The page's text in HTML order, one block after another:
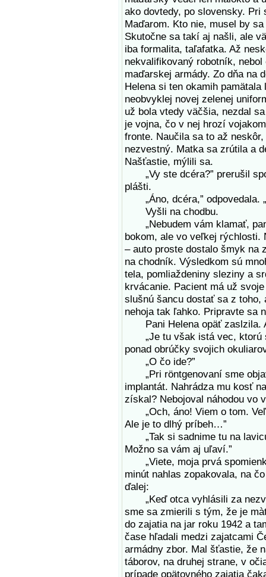
ako dovtedy, po slovensky.
Maďarom. Kto nie, musel by
Skutočne sa takí aj našli, ale
iba formalita, taľafatka. Až
nekvalifikovaný robotník,
maďarskej armády. Zo dňa na
Helena si ten okamih
neobvyklej novej zelenej
už bola vtedy väčšia, nezdal
je vojna, čo v nej hrozí
fronte. Naučila sa to až
nezvestný. Matka sa zrútila a
Našťastie, mýlili sa.
„Vy ste dcéra?” prerušil
plášti.
„Áno, dcéra,” odpovedala.
Vyšli na chodbu.
„Nebudem vám klamať,
bokom, ale vo veľkej rýchlosti.
– auto proste dostalo šmyk na
na chodník. Výsledkom sú
tela, pomliaždeniny sleziny a
krvácanie. Pacient má už
slušnú šancu dostať sa z
nehoja tak ľahko. Pripravte sa
Pani Helena opäť zaslzila.
„Je tu však istá vec, ktorú s
ponad obrúčky svojich
„O čo ide?”
„Pri röntgenovaní sme
implantát. Nahrádza mu kosť
získal? Nebojoval náhodou vo
„Och, áno! Viem o tom.
Ale je to dlhý príbeh…”
„Tak si sadnime tu na
Možno sa vám aj uľaví.”
„Viete, moja prvá
minút nahlas zopakovala, na
ďalej:
„Keď otca vyhlásili za
sme sa zmierili s tým, že je
do zajatia na jar roku 1942 a
čase hľadali medzi zajatcami
armádny zbor. Mal šťastie, že
táborov, na druhej strane, v
prípade opätovného zajatia